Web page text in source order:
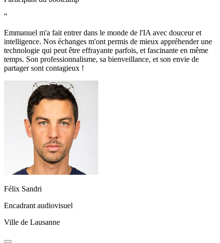
“
Emmanuel m'a fait entrer dans le monde de l'IA avec douceur et
intelligence. Nos échanges m'ont permis de mieux appréhender une
technologie qui peut être effrayante parfois, et fascinante en même
temps. Son professionnalisme, sa bienveillance, et son envie de
partager sont contagieux !
Félix Sandri
Encadrant audiovisuel
Ville de Lausanne